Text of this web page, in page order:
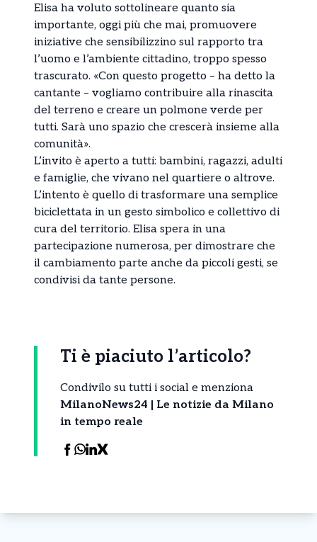
Elisa ha voluto sottolineare quanto sia
importante, oggi più che mai, promuovere
iniziative che sensibilizzino sul rapporto tra
l’uomo e l’ambiente cittadino, troppo spesso
trascurato. «Con questo progetto – ha detto la
cantante – vogliamo contribuire alla rinascita
del terreno e creare un polmone verde per
tutti. Sarà uno spazio che crescerà insieme alla
comunità».
L’invito è aperto a tutti: bambini, ragazzi, adulti
e famiglie, che vivano nel quartiere o altrove.
L’intento è quello di trasformare una semplice
biciclettata in un gesto simbolico e collettivo di
cura del territorio. Elisa spera in una
partecipazione numerosa, per dimostrare che
il cambiamento parte anche da piccoli gesti, se
condivisi da tante persone.
Ti è piaciuto l’articolo?
Condivilo su tutti i social e menziona
MilanoNews24 | Le notizie da Milano
in tempo reale